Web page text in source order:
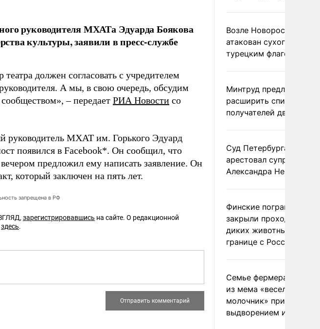
руководителя МХАТа Эдуарда Боякова
культуры, заявили в пресс-службе
театра должен согласовать с учредителем
А мы, в свою очередь, обсудим
– передает РИА Новости со
руководитель МХАТ им. Горького Эдуард
появился в Facebook*. Он сообщил, что
предложил ему написать заявление. Он
который заключен на пять лет.
запрещена в РФ
зарегистрировавшись на сайте. О редакционной
здесь.
Возле Новороссийска
атакован сухогруз под
турецким флагом
Минтруд предложил
расширить список
получателей двух
Суд Петербурга заочно
арестовал супругу
Александра Невзорова
Финские пограничники
закрыли проходы для
диких животных на
границе с Россией
Семье фермера
из мема «веселый
молочник» пригрозили
выдворением из